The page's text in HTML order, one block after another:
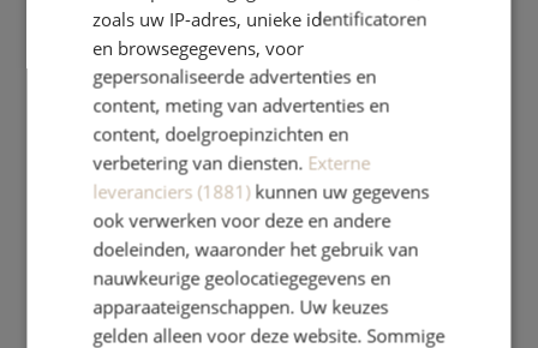
zoals uw IP-adres, unieke identificatoren
en browsegegevens, voor
gepersonaliseerde advertenties en
content, meting van advertenties en
content, doelgroepinzichten en
verbetering van diensten. Externe
leveranciers (1881)kunnen uw gegevens
ook verwerken voor deze en andere
doeleinden, waaronder het gebruik van
nauwkeurige geolocatiegegevens en
apparaateigenschappen. Uw keuzes
gelden alleen voor deze website. Sommige